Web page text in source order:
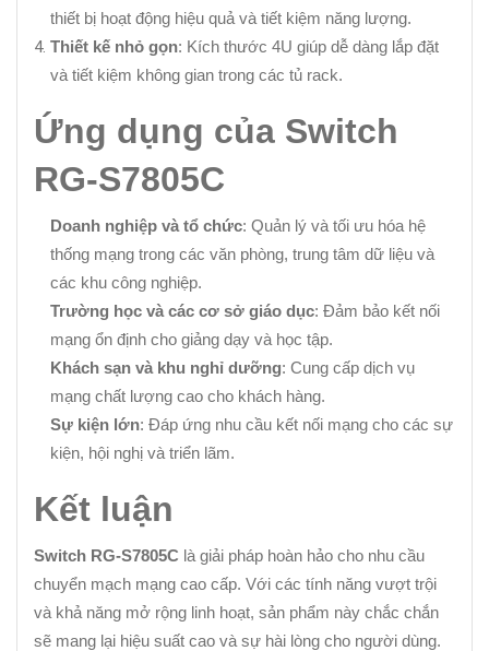
thiết bị hoạt động hiệu quả và tiết kiệm năng lượng.
Thiết kế nhỏ gọn: Kích thước 4U giúp dễ dàng lắp đặt
và tiết kiệm không gian trong các tủ rack.
Ứng dụng của Switch
RG-S7805C
Doanh nghiệp và tổ chức: Quản lý và tối ưu hóa hệ
thống mạng trong các văn phòng, trung tâm dữ liệu và
các khu công nghiệp.
Trường học và các cơ sở giáo dục: Đảm bảo kết nối
mạng ổn định cho giảng dạy và học tập.
Khách sạn và khu nghỉ dưỡng: Cung cấp dịch vụ
mạng chất lượng cao cho khách hàng.
Sự kiện lớn: Đáp ứng nhu cầu kết nối mạng cho các sự
kiện, hội nghị và triển lãm.
Kết luận
Switch RG-S7805C là giải pháp hoàn hảo cho nhu cầu
chuyển mạch mạng cao cấp. Với các tính năng vượt trội
và khả năng mở rộng linh hoạt, sản phẩm này chắc chắn
sẽ mang lại hiệu suất cao và sự hài lòng cho người dùng.